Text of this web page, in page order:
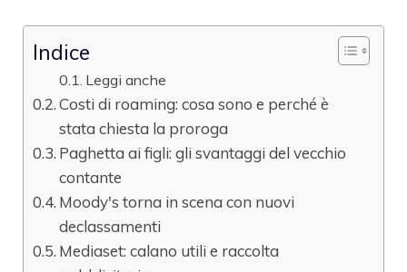
Indice
Leggi anche
Costi di roaming: cosa sono e perché è
stata chiesta la proroga
Paghetta ai figli: gli svantaggi del vecchio
contante
Moody's torna in scena con nuovi
declassamenti
Mediaset: calano utili e raccolta